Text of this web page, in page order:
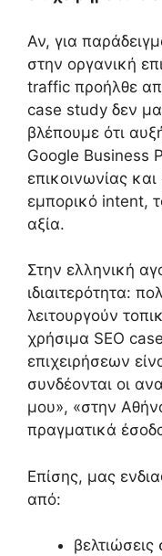
Αν, για
στην οργανική
traffic προήλθε
case study δεν
βλέπουμε ότι
Google Business
επικοινωνίας
εμπορικό intent,
αξία.
Στην ελληνική
ιδιαιτερότητα:
λειτουργούν
χρήσιμα SEO
επιχειρήσεων
συνδέονται οι
μου», «στην
πραγματικά
Επίσης, μας
από: